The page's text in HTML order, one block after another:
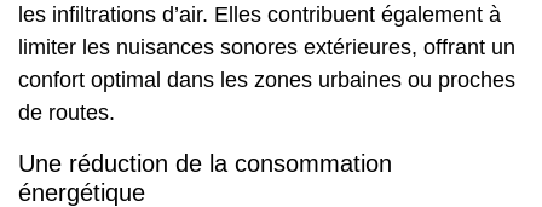
les infiltrations d’air. Elles contribuent également à
limiter les nuisances sonores extérieures, offrant un
confort optimal dans les zones urbaines ou proches
de routes.
Une réduction de la consommation
énergétique